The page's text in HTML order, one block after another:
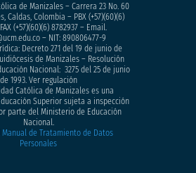
de Manizales – Carrera 23 No. 60
Caldas, Colombia – PBX (+57)(60)(6)
(+57)(60)(6) 8782937 – Email.
– NIT: 890806477-9
Decreto 271 del 19 de junio de
de Manizales – Resolución
Nacional: 3275 del 25 de junio
de 1993. Ver regulación
Católica de Manizales es una
Superior sujeta a inspección
parte del Ministerio de Educación
Nacional.
Manual de Tratamiento de Datos
Personales